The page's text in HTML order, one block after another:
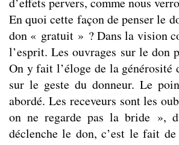
En quoi cette façon de penser le
don « gratuit » ? Dans la vision
l’esprit. Les ouvrages sur le don
On y fait l’éloge de la générosité
sur le geste du donneur. Le
abordé. Les receveurs sont les
on ne regarde pas la bride »,
déclenche le don, c’est le fait